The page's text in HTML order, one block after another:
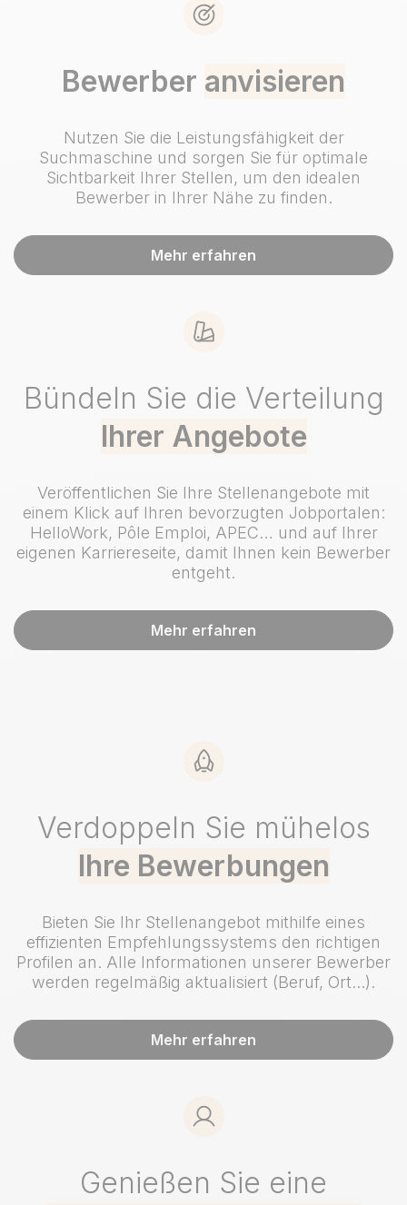
Bewerber anvisieren
Nutzen Sie die Leistungsfähigkeit der
Suchmaschine und sorgen Sie für optimale
Sichtbarkeit Ihrer Stellen, um den idealen
Bewerber in Ihrer Nähe zu finden.
Mehr erfahren
Bündeln Sie die Verteilung
Ihrer Angebote
Veröffentlichen Sie Ihre Stellenangebote mit
einem Klick auf Ihren bevorzugten Jobportalen:
HelloWork, Pôle Emploi, APEC… und auf Ihrer
eigenen Karriereseite, damit Ihnen kein Bewerber
entgeht.
Mehr erfahren
Verdoppeln Sie mühelos
Ihre Bewerbungen
Bieten Sie Ihr Stellenangebot mithilfe eines
effizienten Empfehlungssystems den richtigen
Profilen an. Alle Informationen unserer Bewerber
werden regelmäßig aktualisiert (Beruf, Ort...).
Mehr erfahren
Genießen Sie eine